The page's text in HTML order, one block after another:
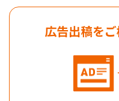
広告出稿を